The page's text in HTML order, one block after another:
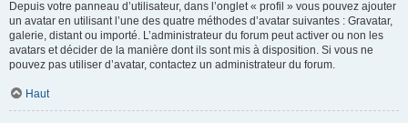
Depuis votre panneau d’utilisateur, dans l’onglet « profil » vous pouvez ajouter
un avatar en utilisant l’une des quatre méthodes d’avatar suivantes : Gravatar,
galerie, distant ou importé. L’administrateur du forum peut activer ou non les
avatars et décider de la manière dont ils sont mis à disposition. Si vous ne
pouvez pas utiliser d’avatar, contactez un administrateur du forum.
Haut